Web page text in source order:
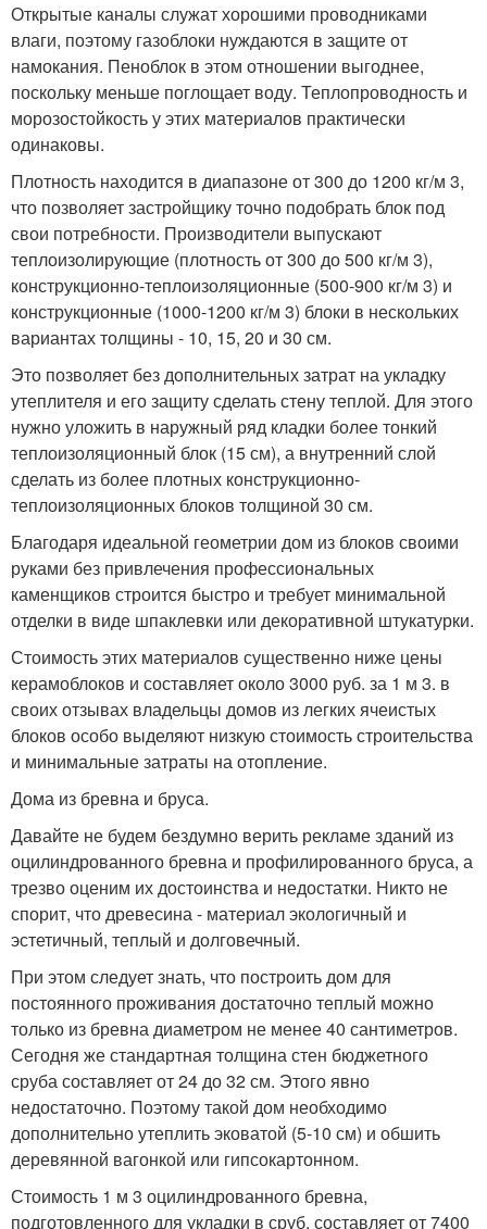
Открытые каналы служат хорошими проводниками
влаги, поэтому газоблоки нуждаются в защите от
намокания. Пеноблок в этом отношении выгоднее,
поскольку меньше поглощает воду. Теплопроводность и
морозостойкость у этих материалов практически
одинаковы.
Плотность находится в диапазоне от 300 до 1200 кг/м 3,
что позволяет застройщику точно подобрать блок под
свои потребности. Производители выпускают
теплоизолирующие (плотность от 300 до 500 кг/м 3),
конструкционно-теплоизоляционные (500-900 кг/м 3) и
конструкционные (1000-1200 кг/м 3) блоки в нескольких
вариантах толщины - 10, 15, 20 и 30 см.
Это позволяет без дополнительных затрат на укладку
утеплителя и его защиту сделать стену теплой. Для этого
нужно уложить в наружный ряд кладки более тонкий
теплоизоляционный блок (15 см), а внутренний слой
сделать из более плотных конструкционно-
теплоизоляционных блоков толщиной 30 см.
Благодаря идеальной геометрии дом из блоков своими
руками без привлечения профессиональных
каменщиков строится быстро и требует минимальной
отделки в виде шпаклевки или декоративной штукатурки.
Стоимость этих материалов существенно ниже цены
керамоблоков и составляет около 3000 руб. за 1 м 3. в
своих отзывах владельцы домов из легких ячеистых
блоков особо выделяют низкую стоимость строительства
и минимальные затраты на отопление.
Дома из бревна и бруса.
Давайте не будем бездумно верить рекламе зданий из
оцилиндрованного бревна и профилированного бруса, а
трезво оценим их достоинства и недостатки. Никто не
спорит, что древесина - материал экологичный и
эстетичный, теплый и долговечный.
При этом следует знать, что построить дом для
постоянного проживания достаточно теплый можно
только из бревна диаметром не менее 40 сантиметров.
Сегодня же стандартная толщина стен бюджетного
сруба составляет от 24 до 32 см. Этого явно
недостаточно. Поэтому такой дом необходимо
дополнительно утеплить эковатой (5-10 см) и обшить
деревянной вагонкой или гипсокартонном.
Стоимость 1 м 3 оцилиндрованного бревна,
подготовленного для укладки в сруб, составляет от 7400